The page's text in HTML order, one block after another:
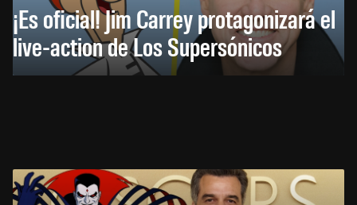
¡Es oficial! Jim Carrey protagonizará el
live-action de Los Supersónicos